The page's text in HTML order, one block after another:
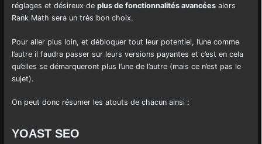
réglages et désireux de plus de fonctionnalités avancéesalors
Rank Math sera un très bon choix.
Pour aller plus loin, et débloquer tout leur potentiel, l’une comme
l’autre il faudra passer sur leurs versions payantes et c’est en cela
qu’elles se démarqueront plus l’une de l’autre (mais ce n’est pas le
sujet).
On peut donc résumer les atouts de chacun ainsi :
YOAST SEO